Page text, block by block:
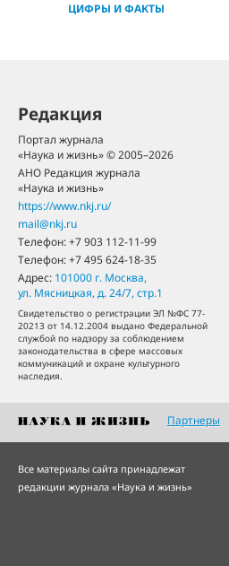
ЦИФРЫ И ФАКТЫ
Редакция
Портал журнала
«Наука и жизнь» © 2005–2026
АНО Редакция журнала
«Наука и жизнь»
https://www.nkj.ru/
mail@nkj.ru
Телефон:+7 903 112-11-99
Телефон:+7 495 624-18-35
Адрес: 101000 г. Москва,
ул. Мясницкая, д. 24/7, стр.1
Свидетельство о регистрации ЭЛ №ФС 77-
20213 от 14.12.2004 выдано Федеральной
службой по надзору за соблюдением
законодательства в сфере массовых
коммуникаций и охране культурного
наследия.
Партнеры
Все материалы сайта принадлежат
редакции журнала «Наука и жизнь»